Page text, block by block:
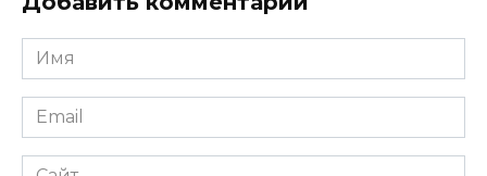
Имя
*
Email
*
Сайт